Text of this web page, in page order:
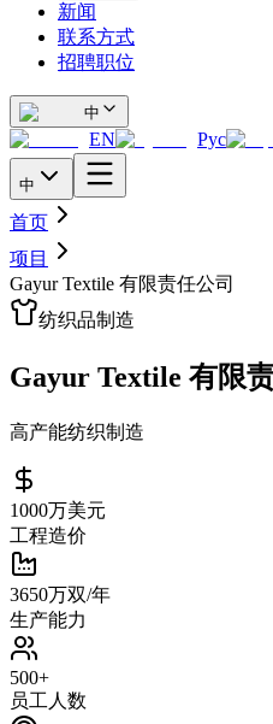
新闻
联系方式
招聘职位
中
EN Рус
中
首页
项目
Gayur Textile 有限责任公司
纺织品制造
Gayur Textile 有限
高产能纺织制造
1000万美元
工程造价
3650万双/年
生产能力
500+
员工人数